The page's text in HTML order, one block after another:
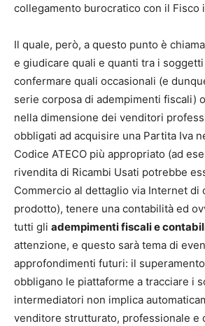
collegamento burocratico con il Fisco
Il quale, però, a questo punto è
e giudicare quali e quanti tra i
confermare quali occasionali (e
serie corposa di adempimenti fiscali)
nella dimensione dei venditori
obbligati ad acquisire una Partita Iva
Codice ATECO più appropriato (ad
rivendita di Ricambi Usati potrebbe
Commercio al dettaglio via Internet di
prodotto), tenere una contabilità ed
tutti gli adempimenti fiscali e
attenzione, e questo sarà tema di
approfondimenti futuri: il
obbligano le piattaforme a tracciare i
intermediatori non implica
venditore strutturato, professionale e